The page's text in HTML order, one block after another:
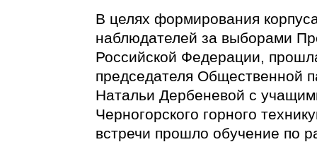
В целях формирования
наблюдателей за выборами
Российской Федерации,
председателя Общественной
Натальи Дербеневой с
Черногорского горного
встречи прошло обучение по